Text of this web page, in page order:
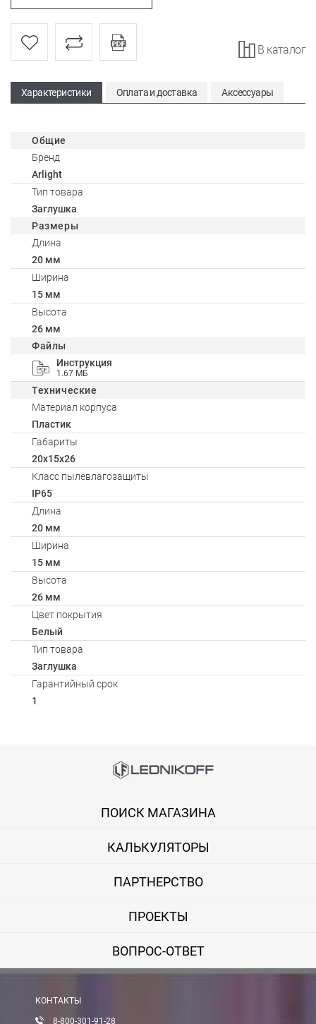
В каталог
Характеристики Оплата и доставка Аксессуары
Общие
Бренд
Arlight
Тип товара
Заглушка
Размеры
Длина
20 мм
Ширина
15 мм
Высота
26 мм
Файлы
Инструкция
1.67 МБ
Технические
Материал корпуса
Пластик
Габариты
20х15х26
Класс пылевлагозащиты
IP65
Длина
20 мм
Ширина
15 мм
Высота
26 мм
Цвет покрытия
Белый
Тип товара
Заглушка
Гарантийный срок
1
Вы можете оплатить покупку на сайте банковской картой
Оплата при получении
Вы можете оплатить заказ непосредственно при получении
Вы можете оплатить заказ по выставленному счету в любом
АКСЕССУАРЫ
ПОИСК МАГАЗИНА
КАЛЬКУЛЯТОРЫ
ПАРТНЕРСТВО
ПРОЕКТЫ
ВОПРОС-ОТВЕТ
КОНТАКТЫ
8-800-301-91-28